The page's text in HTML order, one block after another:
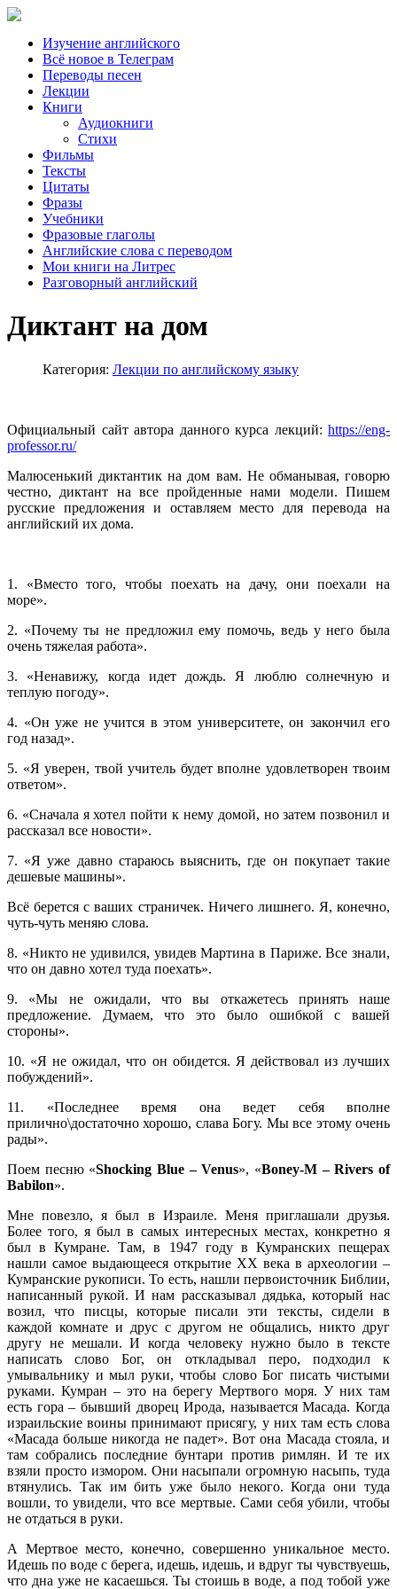
Изучение английского
Всё новое в Телеграм
Переводы песен
Лекции
Книги
Аудиокниги
Стихи
Фильмы
Тексты
Цитаты
Фразы
Учебники
Фразовые глаголы
Английские слова с переводом
Мои книги на Литрес
Разговорный английский
Диктант на дом
Категория: Лекции по английскому языку
Официальный сайт автора данного курса лекций: https://eng-
professor.ru/
Малюсенький диктантик на дом вам. Не обманывая, говорю
честно, диктант на все пройденные нами модели. Пишем
русские предложения и оставляем место для перевода на
английский их дома.
1. «Вместо того, чтобы поехать на дачу, они поехали на
море».
2. «Почему ты не предложил ему помочь, ведь у него была
очень тяжелая работа».
3. «Ненавижу, когда идет дождь. Я люблю солнечную и
теплую погоду».
4. «Он уже не учится в этом университете, он закончил его
год назад».
5. «Я уверен, твой учитель будет вполне удовлетворен твоим
ответом».
6. «Сначала я хотел пойти к нему домой, но затем позвонил и
рассказал все новости».
7. «Я уже давно стараюсь выяснить, где он покупает такие
дешевые машины».
Всё берется с ваших страничек. Ничего лишнего. Я, конечно,
чуть-чуть меняю слова.
8. «Никто не удивился, увидев Мартина в Париже. Все знали,
что он давно хотел туда поехать».
9. «Мы не ожидали, что вы откажетесь принять наше
предложение. Думаем, что это было ошибкой с вашей
стороны».
10. «Я не ожидал, что он обидется. Я действовал из лучших
побуждений».
11. «Последнее время она ведет себя вполне
прилично\достаточно хорошо, слава Богу. Мы все этому очень
рады».
Поем песню «Shocking Blue – Venus», «Boney-M – Rivers of
Babilon».
Мне повезло, я был в Израиле. Меня приглашали друзья.
Более того, я был в самых интересных местах, конкретно я
был в Кумране. Там, в 1947 году в Кумранских пещерах
нашли самое выдающееся открытие XX века в археологии –
Кумранские рукописи. То есть, нашли первоисточник Библии,
написанный рукой. И нам рассказывал дядька, который нас
возил, что писцы, которые писали эти тексты, сидели в
каждой комнате и друс с другом не общались, никто друг
другу не мешали. И когда человеку нужно было в тексте
написать слово Бог, он откладывал перо, подходил к
умывальнику и мыл руки, чтобы слово Бог писать чистыми
руками. Кумран – это на берегу Мертвого моря. У них там
есть гора – бывший дворец Ирода, называется Масада. Когда
израильские воины принимают присягу, у них там есть слова
«Масада больше никогда не падет». Вот она Масада стояла, и
там собрались последние бунтари против римлян. И те их
взяли просто измором. Они насыпали огромную насыпь, туда
втянулись. Так им бить уже было некого. Когда они туда
вошли, то увидели, что все мертвые. Сами себя убили, чтобы
не отдаться в руки.
А Мертвое место, конечно, совершенно уникальное место.
Идешь по воде с берега, идешь, идешь, и вдруг ты чувствуешь,
что дна уже не касаешься. Ты стоишь в воде, а под тобой уже